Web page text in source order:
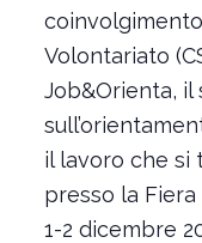
Volontariato
Job&Orienta, il
il lavoro che si
presso la
1-2 dicembre